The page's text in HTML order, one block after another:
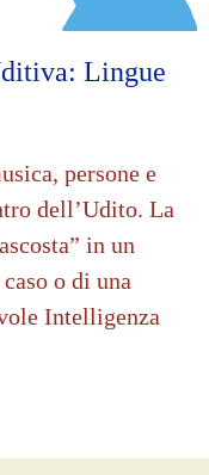
Lingue
persone e
dell’Udito. La
in un
o di una
Intelligenza